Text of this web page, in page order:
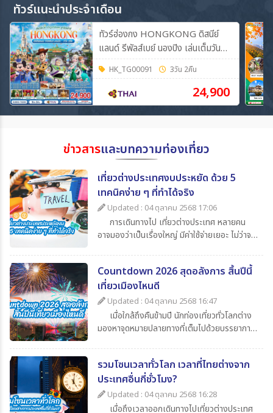
ทัวร์แนะนำประจำเดือน
ทัวร์ฮ่องกง HONGKONG ดิสนีย์
แลนด์ รีพัลส์เบย์ นองปิง เล่นเต็มวัน
ถ่ายรูปเต็มเมม มูเต็มแม็กซ์ 3วัน 2คืน
(TG)HK_TG00091 3วัน 2คืน
24,900
ข่าวสารและบทความท่องเที่ยว
เที่ยวต่างประเทศงบประหยัด ด้วย 5
เทคนิคง่าย ๆ ที่ทำได้จริง
Updated : 04 ตุลาคม 2568 17:06
การเดินทางไป เที่ยวต่างประเทศ หลายคน
อาจมองว่าเป็นเรื่องใหญ่ มีค่าใช้จ่ายเยอะ ไม่ว่าจะ
และค่าใช้จ่ายจิปาถะอื่น ๆ แต่หากเรารู้จักวางแผน
ดี ๆ ก็สามารถไป เที่ยวต่างประเทศในราคาสบาย
กระเป๋า วันนี้ 365Travel(ทัวร์ 365 วัน) ขอนำ
เสนอ 5 เทคนิคเที่ยวต่างประเทศแบบประหยัด ที่
จะช่วยให้นักท่องเที่ยวทุกคนสามารถไปเปิด
ประสบการณ์ใหม่ ๆ ได้อย่างคุ้มค่า
Countdown 2026 สุดอลังการ สิ้นปีนี้
เที่ยวเมืองไหนดี
Updated : 04 ตุลาคม 2568 16:47
เมื่อใกล้ถึงคืนข้ามปี นักท่องเที่ยวทั่วโลกต่าง
มองหาจุดหมายปลายทางที่เต็มไปด้วยบรรยากาศ
ตา หากคุณกำลังวางแผนไปเที่ยวสิ้นปีนี้
365Travel(ทัวร์365วัน) มี 4 ประเทศน่าไป เคา
นต์ดาวน์ 2026 ที่ไม่ควรพลาดมาแนะนำ
รวมโซนเวลาทั่วโลก เวลาที่ไทยต่างจาก
ประเทศอื่นกี่ชั่วโมง?
Updated : 04 ตุลาคม 2568 16:28
เมื่อถึงเวลาออกเดินทางไปเที่ยวต่างประเทศ